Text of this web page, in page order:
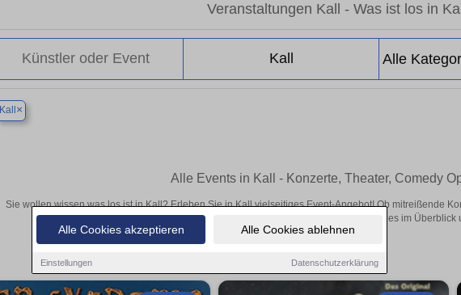
Alle Cookies akzeptieren Alle Cookies ablehnen
Einstellungen Datenschutzerklärung
Veranstaltungen Kall - Was ist los in Kall
Kall ×
Alle Events in Kall - Konzerte, Theater, Comedy
Sie wollen wissen was los ist in Kall? Erleben Sie in Kall vielseitiges Event-Angebot! Ob mitreißende
aufregende Veranstaltungen in Kall – hier finden alles im Überblick